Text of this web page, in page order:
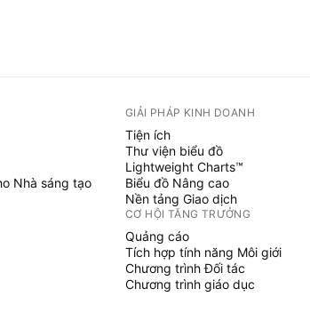
Nhà sáng tạo
GIẢI PHÁP KINH DOANH
Tiện ích
Thư viện biểu đồ
Lightweight Charts™
Biểu đồ Nâng cao
Nền tảng Giao dịch
CƠ HỘI TĂNG TRƯỞNG
Quảng cáo
Tích hợp tính năng Môi giới
Chương trình Đối tác
Chương trình giáo dục